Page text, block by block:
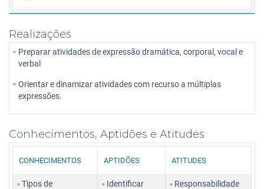
Realizações
Preparar atividades de expressão dramática, corporal, vocal e
verbal
Orientar e dinamizar atividades com recurso a múltiplas
expressões.
Conhecimentos, Aptidões e Atitudes
CONHECIMENTOS APTIDÕES ATITUDES
Tipos de
Identificar
Responsabilidade